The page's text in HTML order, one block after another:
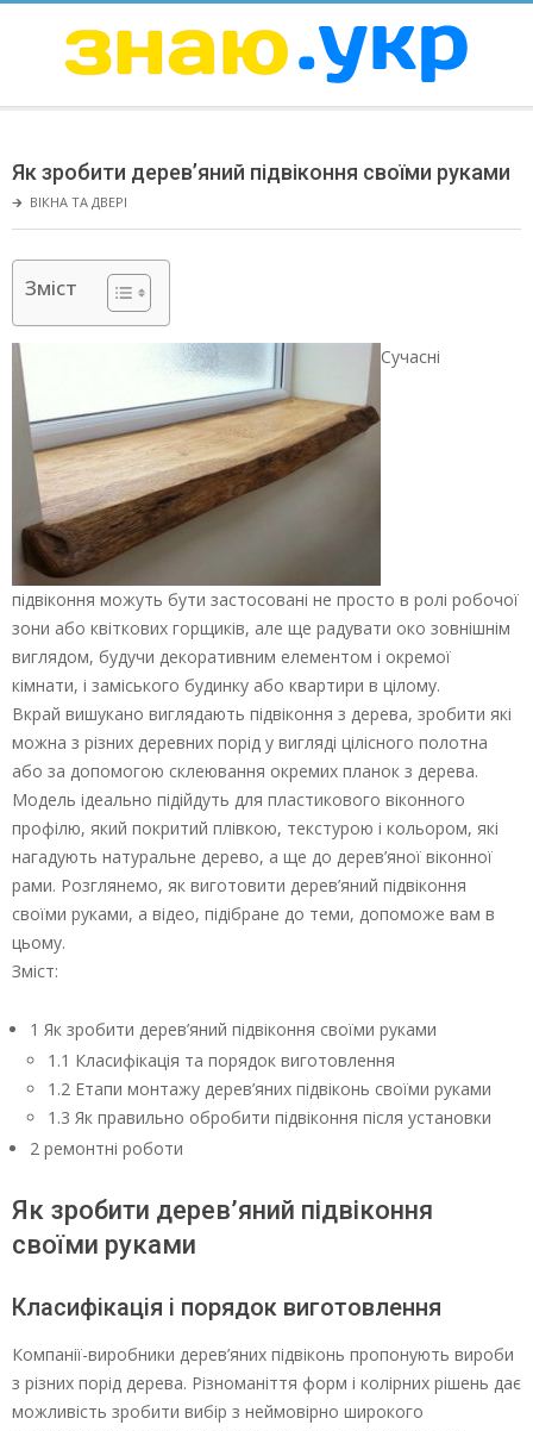
ЗНАЮ
Menu
Як зробити дерев’яний підвіконня своїми руками
🡲 ВІКНА ТА ДВЕРІ
Зміст
Сучасні
підвіконня можуть бути застосовані не просто в ролі робочої
зони або квіткових горщиків, але ще радувати око зовнішнім
виглядом, будучи декоративним елементом і окремої
кімнати, і заміського будинку або квартири в цілому.
Вкрай вишукано виглядають підвіконня з дерева, зробити які
можна з різних деревних порід у вигляді цілісного полотна
або за допомогою склеювання окремих планок з дерева.
Модель ідеально підійдуть для пластикового віконного
профілю, який покритий плівкою, текстурою і кольором, які
нагадують натуральне дерево, а ще до дерев’яної віконної
рами. Розглянемо, як виготовити дерев’яний підвіконня
своїми руками, а відео, підібране до теми, допоможе вам в
цьому.
Зміст:
1 Як зробити дерев’яний підвіконня своїми руками
1.1 Класифікація та порядок виготовлення
1.2 Етапи монтажу дерев’яних підвіконь своїми руками
1.3 Як правильно обробити підвіконня після установки
2 ремонтні роботи
Як зробити дерев’яний підвіконня
своїми руками
Класифікація і порядок виготовлення
Компанії-виробники дерев’яних підвіконь пропонують вироби
з різних порід дерева. Різноманіття форм і колірних рішень дає
можливість зробити вибір з неймовірно широкого